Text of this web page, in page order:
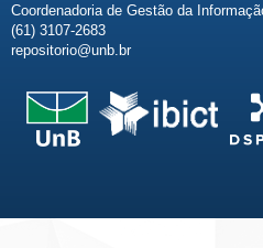
Coordenadoria de Gestão da
(61) 3107-2683
repositorio@unb.br